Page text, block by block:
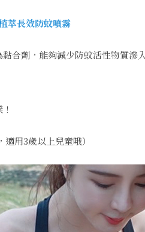
萃長效防蚊噴霧
合劑，能夠減少防蚊活性物質滲
用3歲以上兒童哦）